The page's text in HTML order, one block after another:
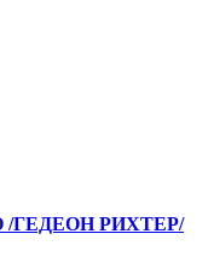
/ГЕДЕОН РИХТЕР/